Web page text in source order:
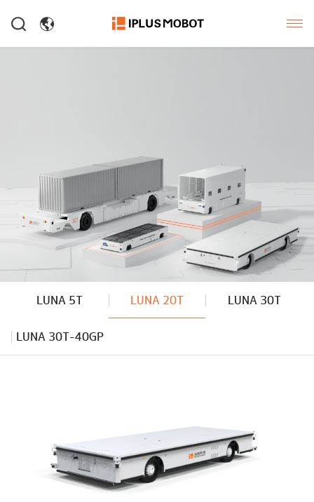
LUNA 5T LUNA 20T LUNA 30T
LUNA 30T-40GP